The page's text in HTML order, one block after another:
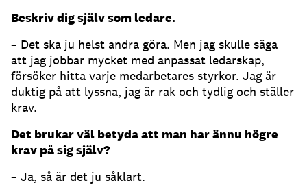
Beskriv dig själv som ledare.
– Det ska ju helst andra göra. Men jag skulle säga
att jag jobbar mycket med anpassat ledarskap,
försöker hitta varje medarbetares styrkor. Jag är
duktig på att lyssna, jag är rak och tydlig och ställer
krav.
Det brukar väl betyda att man har ännu högre
krav på sig själv?
– Ja, så är det ju såklart.